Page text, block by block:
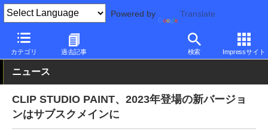
Powered by Translate
カテゴリ 過去記事 検索 Impressサイト
PC Watch ソフトウェア/アプリ 他ソフト/アプリ その他
ニュース
CLIP STUDIO PAINT、2023年登場の新バージョ
ンはサブスクメインに